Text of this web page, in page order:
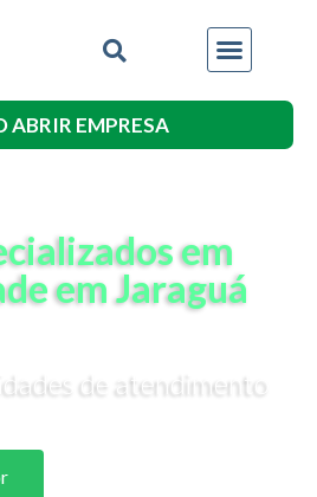
ABRIR EMPRESA
em
em Jaraguá
de atendimento